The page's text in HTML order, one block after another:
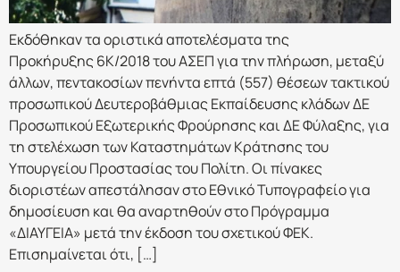
Εκδόθηκαν τα οριστικά αποτελέσματα της
Προκήρυξης 6Κ/2018 του ΑΣΕΠ για την πλήρωση, μεταξύ
άλλων, πεντακοσίων πενήντα επτά (557) θέσεων τακτικού
προσωπικού Δευτεροβάθμιας Εκπαίδευσης κλάδων ΔΕ
Προσωπικού Εξωτερικής Φρούρησης και ΔΕ Φύλαξης, για
τη στελέχωση των Καταστημάτων Κράτησης του
Υπουργείου Προστασίας του Πολίτη. Οι πίνακες
διοριστέων απεστάλησαν στο Εθνικό Τυπογραφείο για
δημοσίευση και θα αναρτηθούν στο Πρόγραμμα
«ΔΙΑΥΓΕΙΑ» μετά την έκδοση του σχετικού ΦΕΚ.
Επισημαίνεται ότι, […]